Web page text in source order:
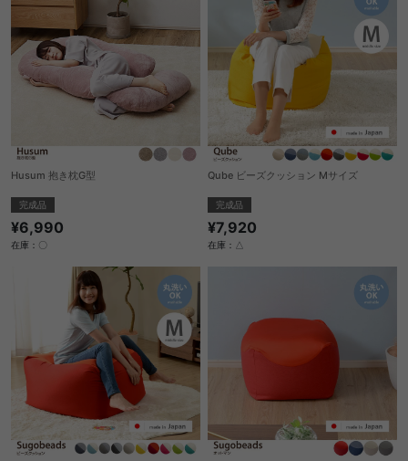
Husum 抱き枕G型
完成品
¥6,990
在庫：〇
Qube ビーズクッション Mサイズ
完成品
¥7,920
在庫：△